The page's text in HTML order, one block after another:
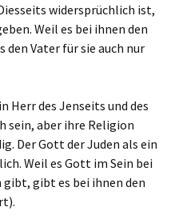
widersprüchlich ist,
Weil es bei ihnen den
Vater für sie auch nur
Herr des Jenseits und des
sein, aber ihre Religion
Der Gott der Juden als ein
Weil es Gott im Sein bei
gibt es bei ihnen den